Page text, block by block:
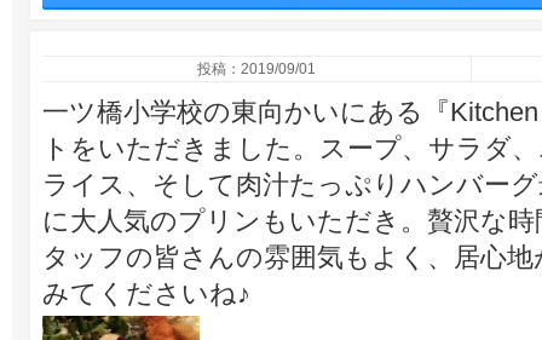
投稿：2019/09/01
一ツ橋小学校の東向かいにある『
トをいただきました。スープ、サラダ
ライス、そして肉汁たっぷりハンバー
に大人気のプリンもいただき。贅沢な
タッフの皆さんの雰囲気もよく、居心
みてくださいね♪